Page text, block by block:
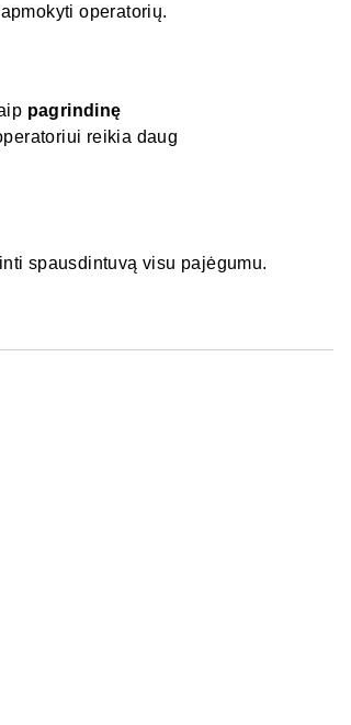
operatorių.
pagrindinę
reikia daug
spausdintuvą visu pajėgumu.